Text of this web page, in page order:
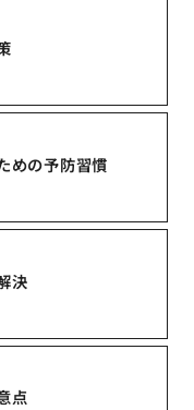
めの予防習慣
決
点